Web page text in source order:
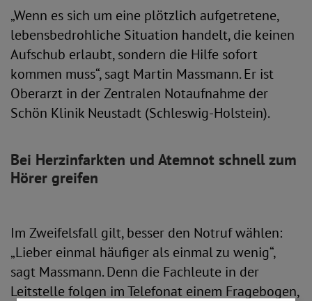
„Wenn es sich um eine plötzlich aufgetretene,
lebensbedrohliche Situation handelt, die keinen
Aufschub erlaubt, sondern die Hilfe sofort
kommen muss“, sagt Martin Massmann. Er ist
Oberarzt in der Zentralen Notaufnahme der
Schön Klinik Neustadt (Schleswig-Holstein).
Bei Herzinfarkten und Atemnot schnell zum
Hörer greifen
Im Zweifelsfall gilt, besser den Notruf wählen:
„Lieber einmal häufiger als einmal zu wenig“,
sagt Massmann. Denn die Fachleute in der
Leitstelle folgen im Telefonat einem Fragebogen,